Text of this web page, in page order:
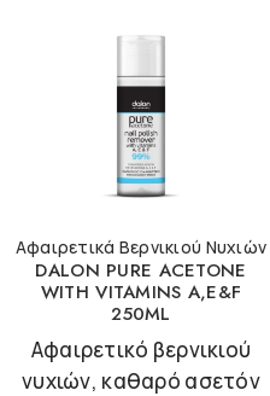
Αφαιρετικά Βερνικιού Νυχιών
DALON PURE ACETONE
WITH VITAMINS A,E&F
250ML
Αφαιρετικό βερνικιού
νυχιών, καθαρό ασετόν